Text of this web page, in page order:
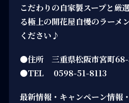
こだわりの自家製スープと厳
る極上の開花屋自慢のラーメ
ください♪
●住所 三重県松阪市宮町
●TEL 0598-51-8113
最新情報・キャンペーン情報